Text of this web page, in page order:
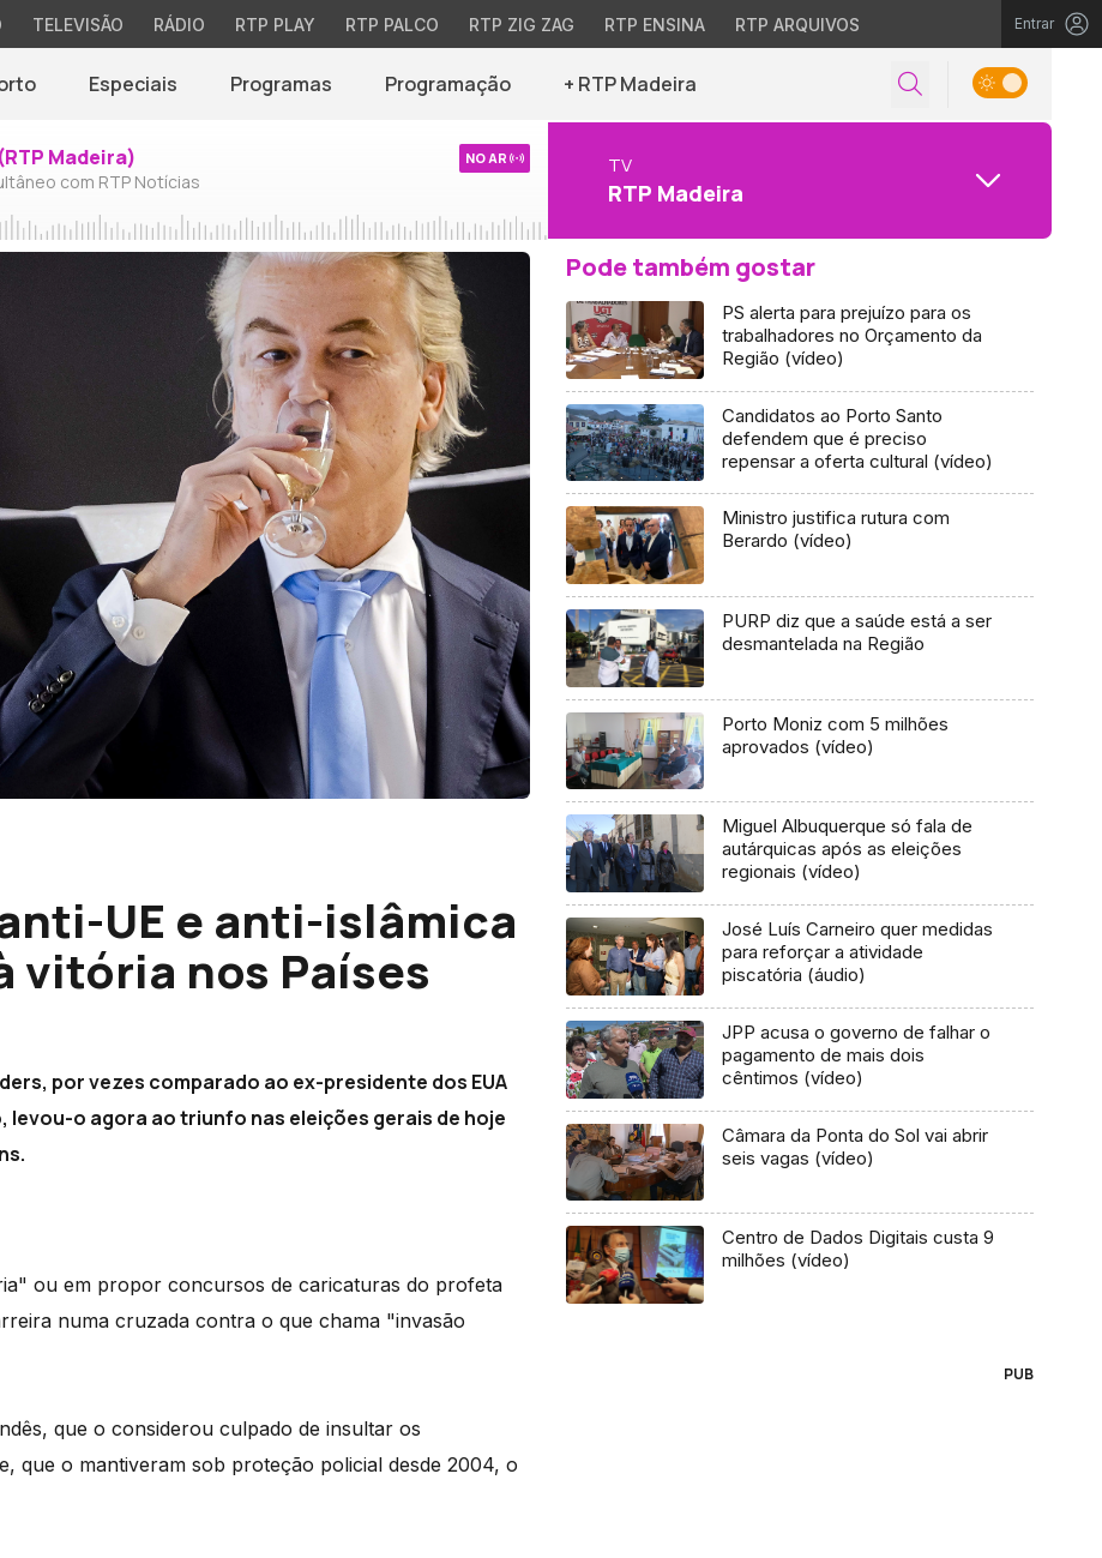
TELEVISÃO RÁDIO RTP PLAY RTP PALCO RTP ZIG ZAG RTP ENSINA RTP ARQUIVOS Entrar
Especiais Programas Programação + RTP Madeira
Madeira)
com RTP Notícias
NO AR TV
RTP Madeira
UE e anti-islâmica
vitória nos Países
por vezes comparado ao ex-presidente dos EUA
o agora ao triunfo nas eleições gerais de hoje
ou em propor concursos de caricaturas do profeta
numa cruzada contra o que chama "invasão
que o considerou culpado de insultar os
que o mantiveram sob proteção policial desde 2004, o
Pode também gostar
PS alerta para prejuízo para os
trabalhadores no Orçamento da
Região (vídeo)
Candidatos ao Porto Santo
defendem que é preciso
repensar a oferta cultural (vídeo)
Ministro justifica rutura com
Berardo (vídeo)
PURP diz que a saúde está a ser
desmantelada na Região
Porto Moniz com 5 milhões
aprovados (vídeo)
Miguel Albuquerque só fala de
autárquicas após as eleições
regionais (vídeo)
José Luís Carneiro quer medidas
para reforçar a atividade
piscatória (áudio)
JPP acusa o governo de falhar o
pagamento de mais dois
cêntimos (vídeo)
Câmara da Ponta do Sol vai abrir
seis vagas (vídeo)
Centro de Dados Digitais custa 9
milhões (vídeo)
PUB